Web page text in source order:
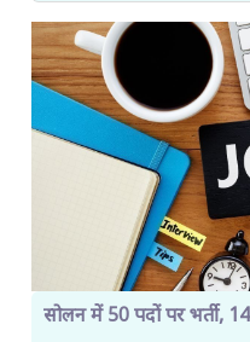
सोलन में 50 पदों पर भर्ती,